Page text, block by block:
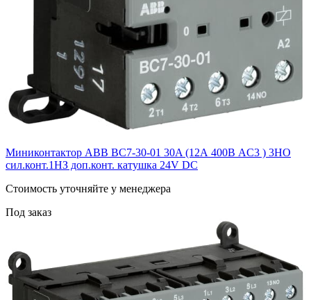
Миниконтактор ABB ВC7-30-01 30A (12А 400В AC3 ) 3НО
сил.конт.1НЗ доп.конт. катушка 24V DС
Cтоимость уточняйте у менеджера
Под заказ